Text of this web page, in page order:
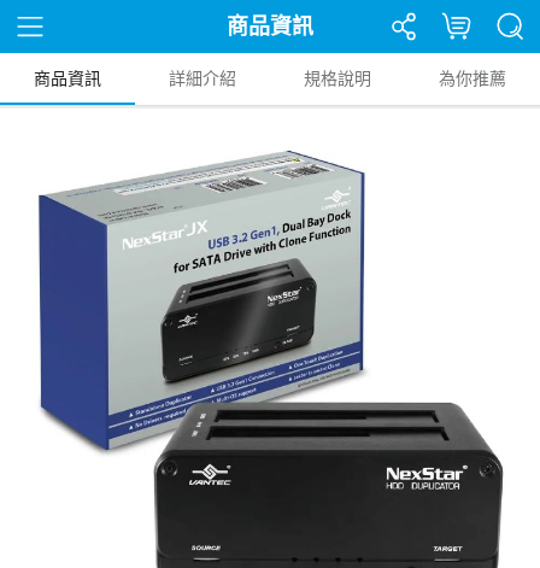
商品資訊
商品資訊 詳細介紹 規格說明 為你推薦